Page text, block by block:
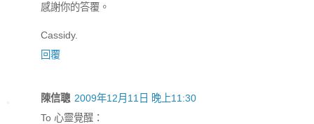
感謝你的答覆。
Cassidy.
回覆
陳信聰 2009年12月11日 晚上11:30
To 心靈覺醒：